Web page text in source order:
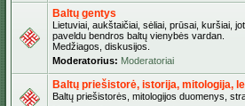
Baltų gentys
Lietuviai, aukštaičiai, sėliai, prūsai, kuršiai,
paveldu bendros baltų vienybės vardan.
Medžiagos, diskusijos.
Moderatorius: Moderatoriai
Baltų priešistorė, istorija, mitologija,
Baltų priešistorės, mitologijos duomenys,